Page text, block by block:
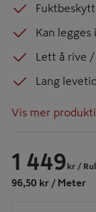
Kan
Lett å rive /
Lang levetid
Vis mer
1 449 kr / Rull
96,50 kr / Meter